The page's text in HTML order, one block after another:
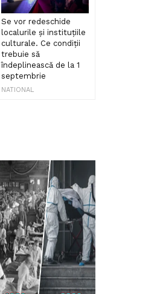
Se vor redeschide
localurile și instituțiile
culturale. Ce condiții
trebuie să
îndeplinească de la 1
septembrie
NATIONAL